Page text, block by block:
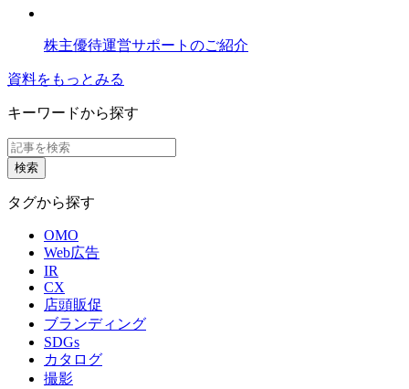
株主優待運営サポートのご紹介
資料をもっとみる
キーワードから探す
タグから探す
OMO
Web広告
IR
CX
店頭販促
ブランディング
SDGs
カタログ
撮影